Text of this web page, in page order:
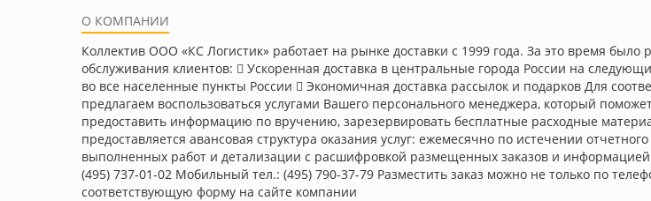
О КОМПАНИИ
Коллектив ООО «КС Логистик» работает на рынке доставки с 1999 года. За это время было
обслуживания клиентов:  Ускоренная доставка в центральные города России на
во все населенные пункты России  Экономичная доставка рассылок и подарков Для
предлагаем воспользоваться услугами Вашего персонального менеджера, который
предоставить информацию по вручению, зарезервировать бесплатные расходные
предоставляется авансовая структура оказания услуг: ежемесячно по истечении
выполненных работ и детализации с расшифровкой размещенных заказов и
(495) 737-01-02 Мобильный тел.: (495) 790-37-79 Разместить заказ можно не только по
соответствующую форму на сайте компании